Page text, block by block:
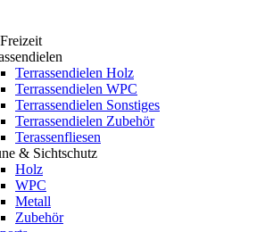
Terrassendielen Holz
Terrassendielen WPC
Terrassendielen Sonstiges
Terrassendielen Zubehör
Terassenfliesen
& Sichtschutz
Holz
WPC
Metall
Zubehör